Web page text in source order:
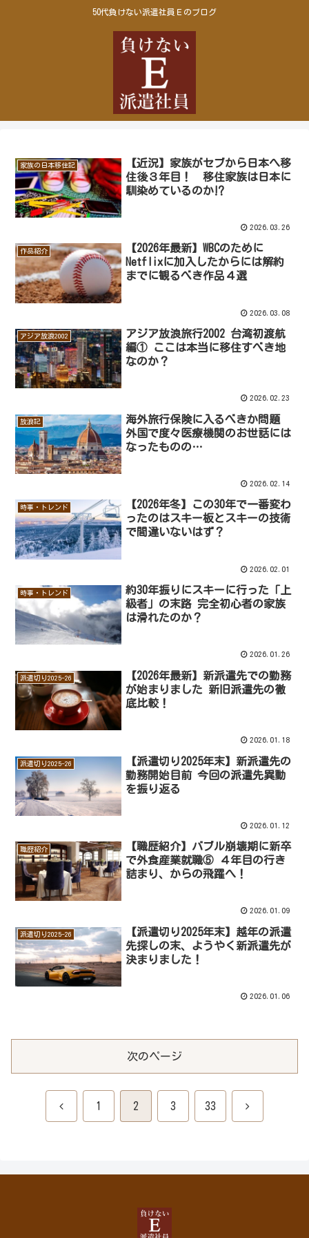
50代負けない派遣社員Ｅのブログ
家族の日本移住記
【近況】家族がセブから日本へ移
住後３年目！ 移住家族は日本に
馴染めているのか⁉
2026.03.26
作品紹介
【2026年最新】WBCのために
Netflixに加入したからには解約
までに観るべき作品４選
2026.03.08
アジア放浪2002
アジア放浪旅行2002 台湾初渡航
編① ここは本当に移住すべき地
なのか？
2026.02.23
放浪記
海外旅行保険に入るべきか問題
外国で度々医療機関のお世話には
なったものの…
2026.02.14
時事・トレンド
【2026年冬】この30年で一番変わ
ったのはスキー板とスキーの技術
で間違いないはず？
2026.02.01
時事・トレンド
約30年振りにスキーに行った「上
級者」の末路 完全初心者の家族
は滑れたのか？
2026.01.26
派遣切り2025-26
【2026年最新】新派遣先での勤務
が始まりました 新旧派遣先の徹
底比較！
2026.01.18
派遣切り2025-26
【派遣切り2025年末】新派遣先の
勤務開始目前 今回の派遣先異動
を振り返る
2026.01.12
職歴紹介
【職歴紹介】バブル崩壊期に新卒
で外食産業就職⑤ ４年目の行き
詰まり、からの飛躍へ！
2026.01.09
派遣切り2025-26
【派遣切り2025年末】越年の派遣
先探しの末、ようやく新派遣先が
決まりました！
2026.01.06
次のページ
前 1 2 3 33 次